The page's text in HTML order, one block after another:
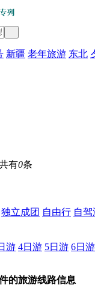
新疆 老年旅游 东北
有0条
独立成团 自由行 自驾
游 4日游 5日游 6日游
的旅游线路信息